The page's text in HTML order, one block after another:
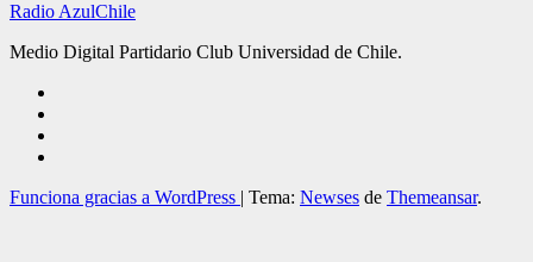
Radio AzulChile
Medio Digital Partidario Club Universidad de Chile.
Funciona gracias a WordPress | Tema: Newses de Themeansar.